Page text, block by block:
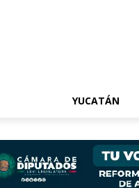
YUCATÁN